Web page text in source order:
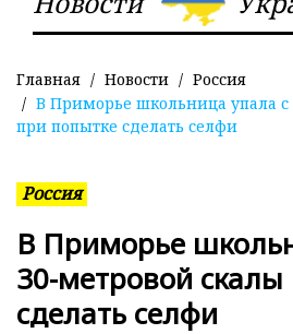
Главная Новости
Россия
В Приморье школьница упала с
при попытке сделать селфи
В Приморье
30-метровой
сделать селфи
Россия